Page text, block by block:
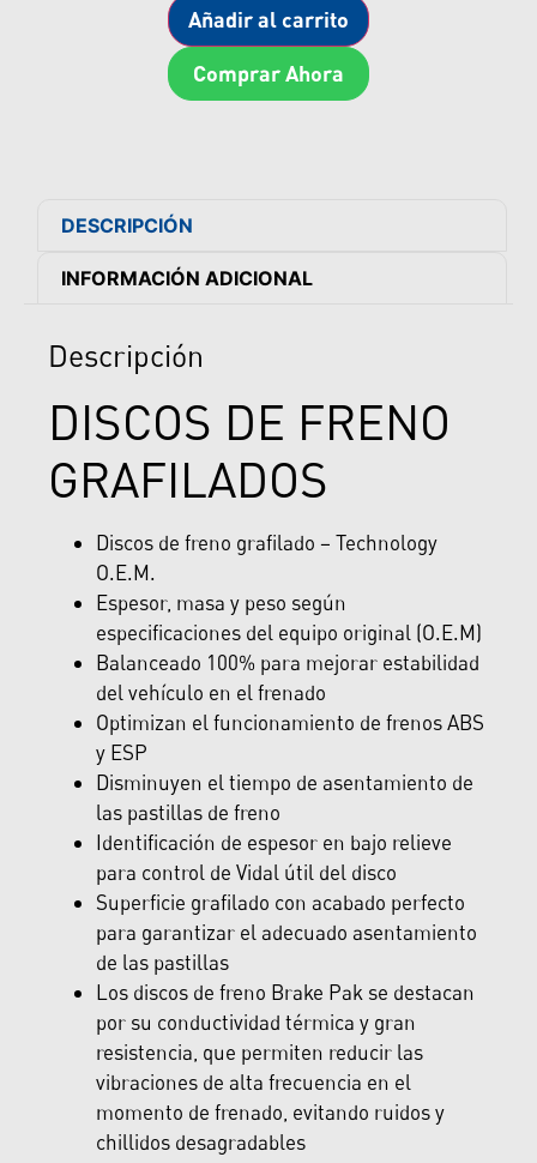
Añadir al carrito
Comprar Ahora
DESCRIPCIÓN
INFORMACIÓN ADICIONAL
Descripción
DISCOS DE FRENO
GRAFILADOS
Discos de freno grafilado – Technology
O.E.M.
Espesor, masa y peso según
especificaciones del equipo original (O.E.M)
Balanceado 100% para mejorar estabilidad
del vehículo en el frenado
Optimizan el funcionamiento de frenos ABS
y ESP
Disminuyen el tiempo de asentamiento de
las pastillas de freno
Identificación de espesor en bajo relieve
para control de Vidal útil del disco
Superficie grafilado con acabado perfecto
para garantizar el adecuado asentamiento
de las pastillas
Los discos de freno Brake Pak se destacan
por su conductividad térmica y gran
resistencia, que permiten reducir las
vibraciones de alta frecuencia en el
momento de frenado, evitando ruidos y
chillidos desagradables